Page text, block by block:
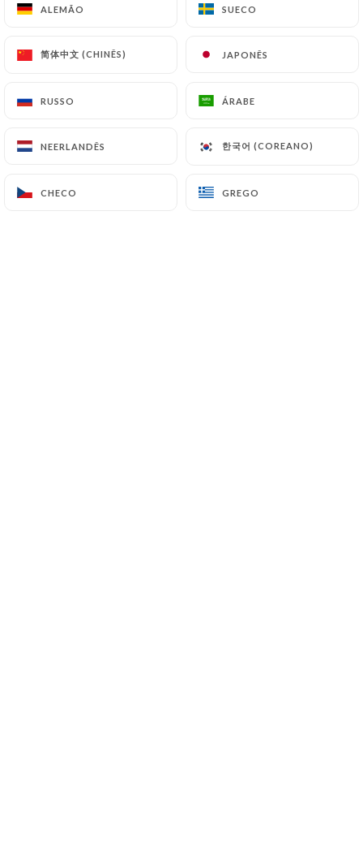
ALEMÃO SUECO
简体中文 (CHINÊS) JAPONÊS
RUSSO ÁRABE
NEERLANDÊS 한국어 (COREANO)
CHECO GREGO
ALEMÃO SUECO
简体中文 (CHINÊS) JAPONÊS
RUSSO ÁRABE
NEERLANDÊS 한국어 (COREANO)
CHECO GREGO